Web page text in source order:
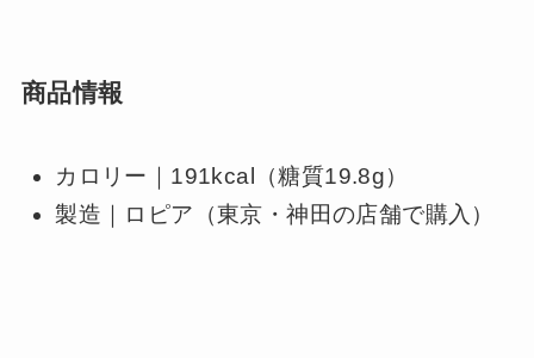
商品情報
カロリー｜191kcal（糖質19.8g）
製造｜ロピア（東京・神田の店舗で購入）